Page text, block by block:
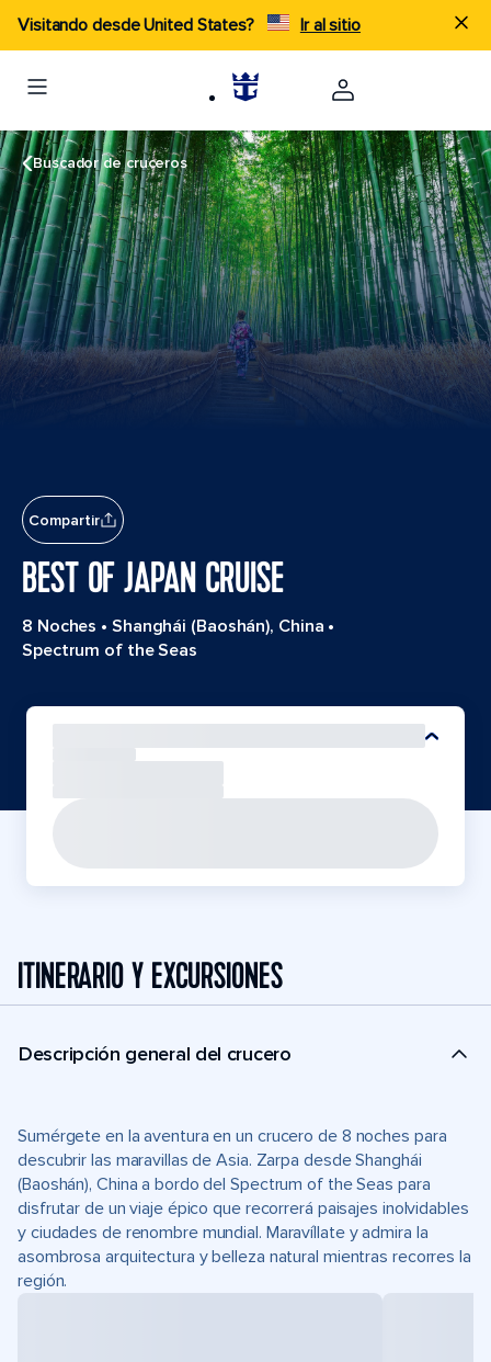
Visitando desde United States? Ir al sitio
Buscador de cruceros
Compartir
BEST OF JAPAN CRUISE
8 Noches • Shanghái (Baoshán), China •
Spectrum of the Seas
ITINERARIO Y EXCURSIONES
Descripción general del crucero
Sumérgete en la aventura en un crucero de 8 noches para
descubrir las maravillas de Asia. Zarpa desde Shanghái
(Baoshán), China a bordo del Spectrum of the Seas para
disfrutar de un viaje épico que recorrerá paisajes inolvidables
y ciudades de renombre mundial. Maravíllate y admira la
asombrosa arquitectura y belleza natural mientras recorres la
región.